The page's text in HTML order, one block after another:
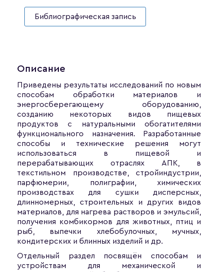
Библиографическая запись
Описание
Приведены результаты исследований по новым
способам обработки материалов и
энергосберегающему оборудованию,
созданию некоторых видов пищевых
продуктов с натуральными обогатителями
функционального назначения. Разработанные
способы и технические решения могут
использоваться в пищевой и
перерабатывающих отраслях АПК, в
текстильном производстве, стройиндустрии,
парфюмерии, полиграфии, химических
производствах для сушки дисперсных,
длинномерных, строительных и других видов
материалов, для нагрева растворов и эмульсий,
получения комбикормов для животных, птиц и
рыб, выпечки хлебобулочных, мучных,
кондитерских и блинных изделий и др.
Отдельный раздел посвящён способам и
устройствам для механической и